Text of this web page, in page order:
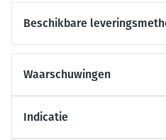
Beschikbare
Waarschuwingen
Indicatie